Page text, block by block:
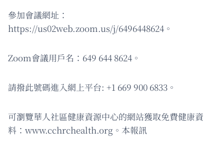
參加會議網址：
https://us02web.zoom.us/j/6496448624。
Zoom會議用戶名：649 644 8624。
請撥此號碼進入網上平台: +1 669 900 6833。
可瀏覽華人社區健康資源中心的網站獲取免費健康資
料：www.cchrchealth.org。本報訊